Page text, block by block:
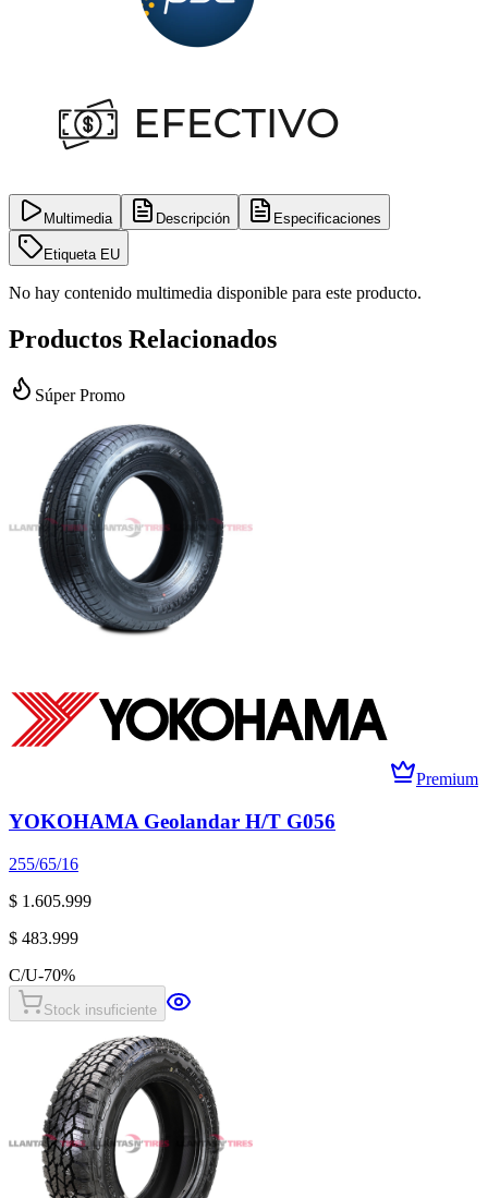
Multimedia Descripción Especificaciones
Etiqueta EU
No hay contenido multimedia disponible para este producto.
Productos Relacionados
Súper Promo
Premium
YOKOHAMA Geolandar H/T G056
255/65/16
$ 1.605.999
$ 483.999
C/U-70%
Stock insuficiente